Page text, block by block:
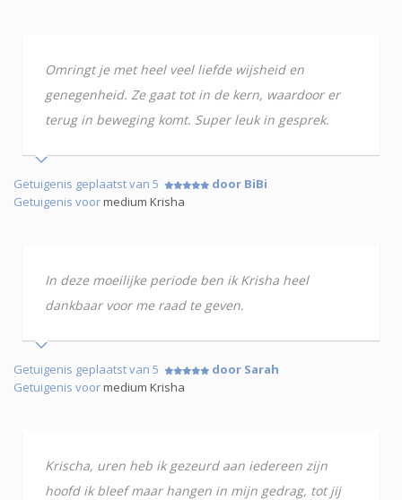
Omringt je met heel veel liefde wijsheid en
genegenheid. Ze gaat tot in de kern, waardoor er
terug in beweging komt. Super leuk in gesprek.
Getuigenis geplaatst van 5
door BiBi
Getuigenis voormedium Krisha
In deze moeilijke periode ben ik Krisha heel
dankbaar voor me raad te geven.
Getuigenis geplaatst van 5
door Sarah
Getuigenis voormedium Krisha
Krischa, uren heb ik gezeurd aan iedereen zijn
hoofd ik bleef maar hangen in mijn gedrag, tot jij